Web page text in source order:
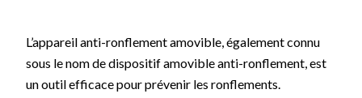
L’appareil anti-ronflement amovible, également connu
sous le nom de dispositif amovible anti-ronflement, est
un outil efficace pour prévenir les ronflements.